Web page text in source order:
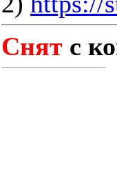
Снят с